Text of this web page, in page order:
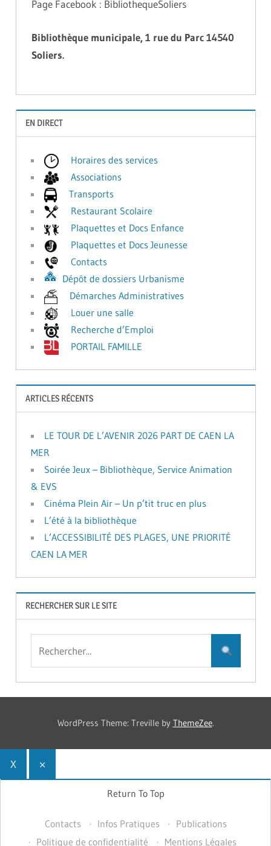
Page Facebook : BibliothequeSoliers
Bibliothèque municipale, 1 rue du Parc 14540
Soliers.
EN DIRECT
Horaires des services
Associations
Transports
Restaurant Scolaire
Plaquettes et Docs Enfance
Plaquettes et Docs Jeunesse
Contacts
Dépôt de dossiers Urbanisme
Démarches Administratives
Louer une salle
Recherche d’Emploi
PORTAIL FAMILLE
ARTICLES RÉCENTS
LE TOUR DE L’AVENIR 2026 PART DE CAEN LA
MER
Soirée Jeux – Bibliothèque, Service Animation
& EVS
Cinéma Plein Air – Un p’tit truc en plus
L’été à la bibliothèque
L’ACCESSIBILITÉ DES PLAGES, UNE PRIORITÉ
CAEN LA MER
RECHERCHER SUR LE SITE
WordPress Theme: Treville by ThemeZee.
X ×
Return To Top
Contacts Infos Pratiques
Publications
Politique de confidentialité
Mentions Légales